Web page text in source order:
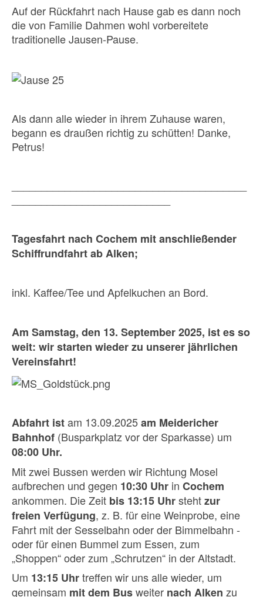
Auf der Rückfahrt nach Hause gab es dann noch
die von Familie Dahmen wohl vorbereitete
traditionelle Jausen-Pause.
Als dann alle wieder in ihrem Zuhause waren,
begann es draußen richtig zu schütten! Danke,
Petrus!
Tagesfahrt nach Cochem mit anschließender
Schiffrundfahrt ab Alken;
inkl. Kaffee/Tee und Apfelkuchen an Bord.
Am Samstag, den 13. September 2025, ist es so
weit: wir starten wieder zu unserer jährlichen
Vereinsfahrt!
Abfahrt istam 13.09.2025am Meidericher
Bahnhof (Busparkplatz vor der Sparkasse) um
08:00 Uhr.
Mit zwei Bussen werden wir Richtung Mosel
aufbrechen und gegen 10:30 Uhr in Cochem
ankommen. Die Zeit bis 13:15 Uhrstehtzur
freien Verfügung, z. B. für eine Weinprobe, eine
Fahrt mit der Sesselbahn oder der Bimmelbahn -
oder für einen Bummel zum Essen, zum
„Shoppen“ oder zum „Schrutzen“ in der Altstadt.
Um 13:15 Uhrtreffen wir uns alle wieder, um
gemeinsam mit dem Busweiter nach Alken zu